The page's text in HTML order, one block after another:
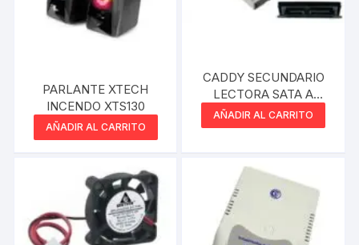
PARLANTE XTECH
INCENDO XTS130
AÑADIR AL CARRITO
CADDY SECUNDARIO
LECTORA SATA A
DISCO SATA 2.5 12.7MM
AÑADIR AL CARRITO